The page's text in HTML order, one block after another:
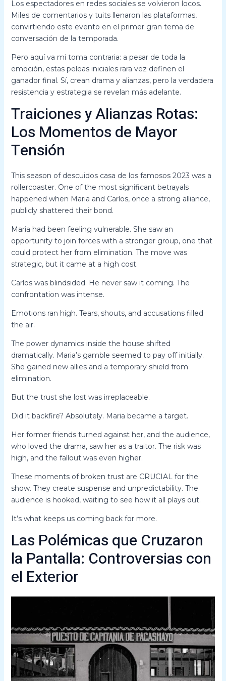
Los espectadores en redes sociales se volvieron locos.
Miles de comentarios y tuits llenaron las plataformas,
convirtiendo este evento en el primer gran tema de
conversación de la temporada.
Pero aquí va mi toma contraria: a pesar de toda la
emoción, estas peleas iniciales rara vez definen el
ganador final. Sí, crean drama y alianzas, pero la verdadera
resistencia y estrategia se revelan más adelante.
Traiciones y Alianzas Rotas:
Los Momentos de Mayor
Tensión
This season of descuidos casa de los famosos 2023 was a
rollercoaster. One of the most significant betrayals
happened when Maria and Carlos, once a strong alliance,
publicly shattered their bond.
Maria had been feeling vulnerable. She saw an
opportunity to join forces with a stronger group, one that
could protect her from elimination. The move was
strategic, but it came at a high cost.
Carlos was blindsided. He never saw it coming. The
confrontation was intense.
Emotions ran high. Tears, shouts, and accusations filled
the air.
The power dynamics inside the house shifted
dramatically. Maria’s gamble seemed to pay off initially.
She gained new allies and a temporary shield from
elimination.
But the trust she lost was irreplaceable.
Did it backfire? Absolutely. Maria became a target.
Her former friends turned against her, and the audience,
who loved the drama, saw her as a traitor. The risk was
high, and the fallout was even higher.
These moments of broken trust are CRUCIAL for the
show. They create suspense and unpredictability. The
audience is hooked, waiting to see how it all plays out.
It’s what keeps us coming back for more.
Las Polémicas que Cruzaron
la Pantalla: Controversias con
el Exterior